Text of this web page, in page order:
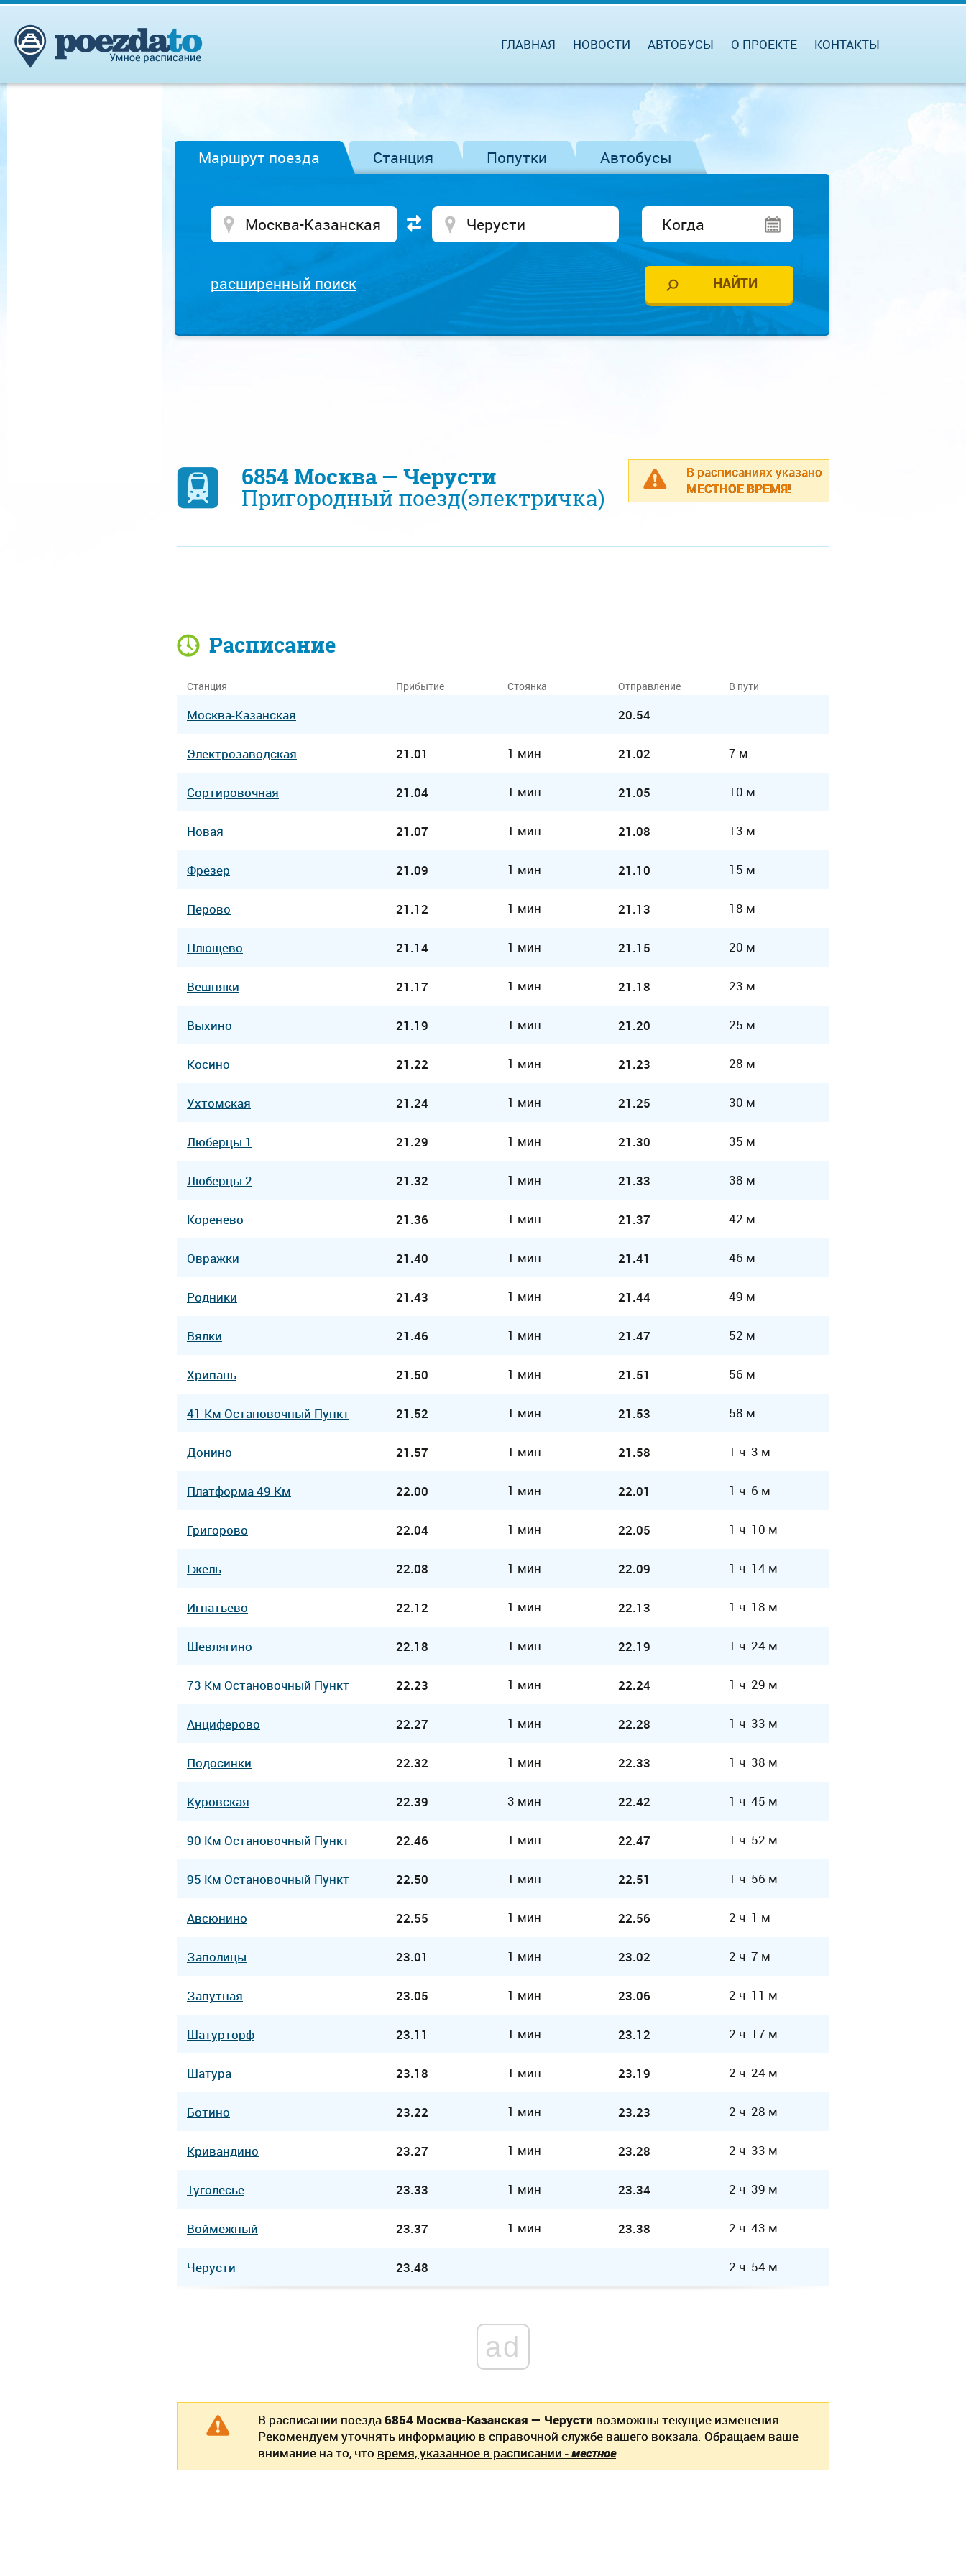
ГЛАВНАЯ НОВОСТИ АВТОБУСЫ О ПРОЕКТЕ КОНТАКТЫ
Маршрут поезда Станция Попутки Автобусы
расширенный поиск
В расписаниях указано
МЕСТНОЕ ВРЕМЯ!
6854 Москва — Черусти
Пригородный поезд(электричка)
Расписание
Станция Прибытие Стоянка Отправление В пути
Москва-Казанская 20.54
Электрозаводская 21.01 1 мин 21.02 7 м
Сортировочная 21.04 1 мин 21.05 10 м
Новая 21.07 1 мин 21.08 13 м
Фрезер 21.09 1 мин 21.10 15 м
Перово 21.12 1 мин 21.13 18 м
Плющево 21.14 1 мин 21.15 20 м
Вешняки 21.17 1 мин 21.18 23 м
Выхино 21.19 1 мин 21.20 25 м
Косино 21.22 1 мин 21.23 28 м
Ухтомская 21.24 1 мин 21.25 30 м
Люберцы 1 21.29 1 мин 21.30 35 м
Люберцы 2 21.32 1 мин 21.33 38 м
Коренево 21.36 1 мин 21.37 42 м
Овражки 21.40 1 мин 21.41 46 м
Родники 21.43 1 мин 21.44 49 м
Вялки 21.46 1 мин 21.47 52 м
Хрипань 21.50 1 мин 21.51 56 м
41 Км Остановочный Пункт 21.52 1 мин 21.53 58 м
Донино 21.57 1 мин 21.58 1 ч 3 м
Платформа 49 Км 22.00 1 мин 22.01 1 ч 6 м
Григорово 22.04 1 мин 22.05 1 ч 10 м
Гжель 22.08 1 мин 22.09 1 ч 14 м
Игнатьево 22.12 1 мин 22.13 1 ч 18 м
Шевлягино 22.18 1 мин 22.19 1 ч 24 м
73 Км Остановочный Пункт 22.23 1 мин 22.24 1 ч 29 м
Анциферово 22.27 1 мин 22.28 1 ч 33 м
Подосинки 22.32 1 мин 22.33 1 ч 38 м
Куровская 22.39 3 мин 22.42 1 ч 45 м
90 Км Остановочный Пункт 22.46 1 мин 22.47 1 ч 52 м
95 Км Остановочный Пункт 22.50 1 мин 22.51 1 ч 56 м
Авсюнино 22.55 1 мин 22.56 2 ч 1 м
Заполицы 23.01 1 мин 23.02 2 ч 7 м
Запутная 23.05 1 мин 23.06 2 ч 11 м
Шатурторф 23.11 1 мин 23.12 2 ч 17 м
Шатура 23.18 1 мин 23.19 2 ч 24 м
Ботино 23.22 1 мин 23.23 2 ч 28 м
Кривандино 23.27 1 мин 23.28 2 ч 33 м
Туголесье 23.33 1 мин 23.34 2 ч 39 м
Воймежный 23.37 1 мин 23.38 2 ч 43 м
Черусти 23.48 2 ч 54 м
ad
В расписании поезда6854 Москва-Казанская — Черусти возможны текущие изменения.
Рекомендуем уточнять информацию в справочной службе вашего вокзала. Обращаем ваше
внимание на то, что время, указанное в расписании -местное.